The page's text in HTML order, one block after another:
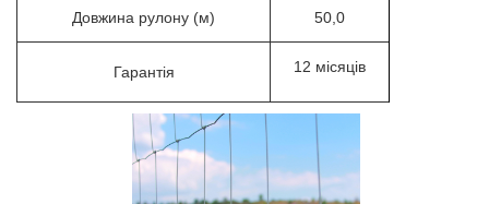
Довжина рулону (м) 50,0
Гарантія 12 місяців